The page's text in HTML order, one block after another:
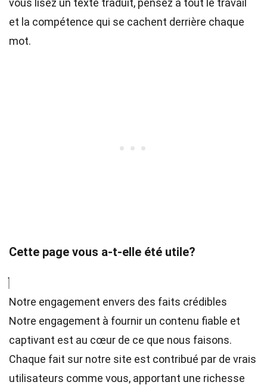
vous lisez un texte traduit, pensez à tout le travail
et la compétence qui se cachent derrière chaque
mot.
Cette page vous a-t-elle été utile?
Notre engagement envers des faits crédibles
Notre engagement à fournir un contenu fiable et
captivant est au cœur de ce que nous faisons.
Chaque fait sur notre site est contribué par de vrais
utilisateurs comme vous, apportant une richesse